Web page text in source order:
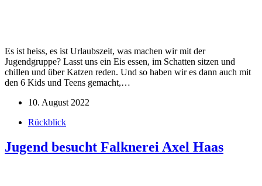
Es ist heiss, es ist Urlaubszeit, was machen wir mit der
Jugendgruppe? Lasst uns ein Eis essen, im Schatten sitzen und
chillen und über Katzen reden. Und so haben wir es dann auch mit
den 6 Kids und Teens gemacht,…
10. August 2022
Rückblick
Jugend besucht Falknerei Axel Haas